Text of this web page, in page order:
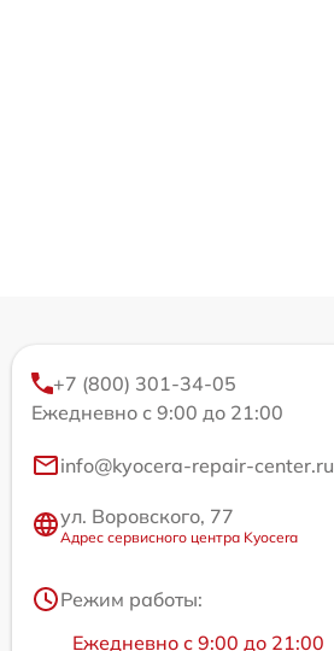
+7 (800) 301-34-05
Ежедневно с 9:00 до 21:00
info@kyocera-repair-center.ru
ул. Воровского, 77
Адрес сервисного центра Kyocera
Режим работы:
Ежедневно с 9:00 до 21:00